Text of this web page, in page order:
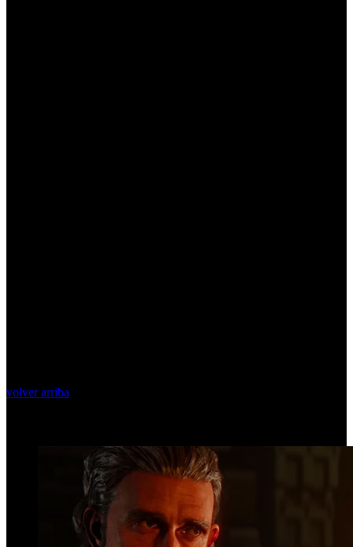
volver arriba